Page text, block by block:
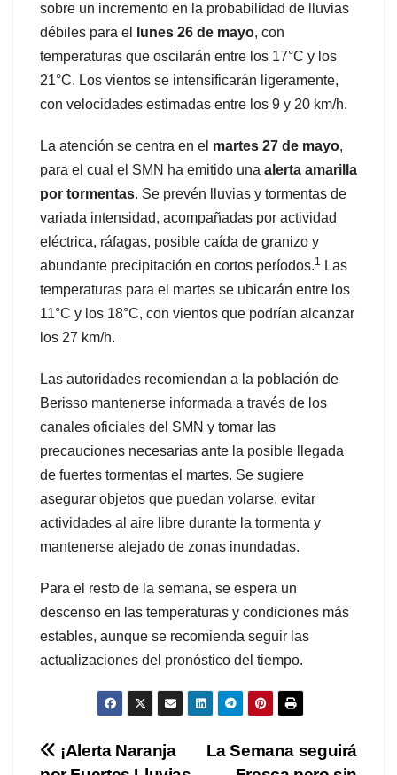
sobre un incremento en la probabilidad de lluvias
débiles para el
lunes 26 de mayo, con
temperaturas que oscilarán entre los 17°C y los
21°C. Los vientos se intensificarán ligeramente,
con velocidades estimadas entre los 9 y 20 km/h.
La atención se centra en el martes 27 de mayo,
para el cual el SMN ha emitido una alerta amarilla
por tormentas. Se prevén lluvias y tormentas de
variada intensidad, acompañadas por actividad
eléctrica, ráfagas, posible caída de granizo y
abundante precipitación en cortos períodos.1 Las
temperaturas para el martes se ubicarán entre los
11°C y los 18°C, con vientos que podrían alcanzar
los 27 km/h.
Las autoridades recomiendan a la población de
Berisso mantenerse informada a través de los
canales oficiales del SMN y tomar las
precauciones necesarias ante la posible llegada
de fuertes tormentas el martes. Se sugiere
asegurar objetos que puedan volarse, evitar
actividades al aire libre durante la tormenta y
mantenerse alejado de zonas inundadas.
Para el resto de la semana, se espera un
descenso en las temperaturas y condiciones más
estables, aunque se recomienda seguir las
actualizaciones del pronóstico del tiempo.
Navegación
La Semana seguirá
¡Alerta Naranja